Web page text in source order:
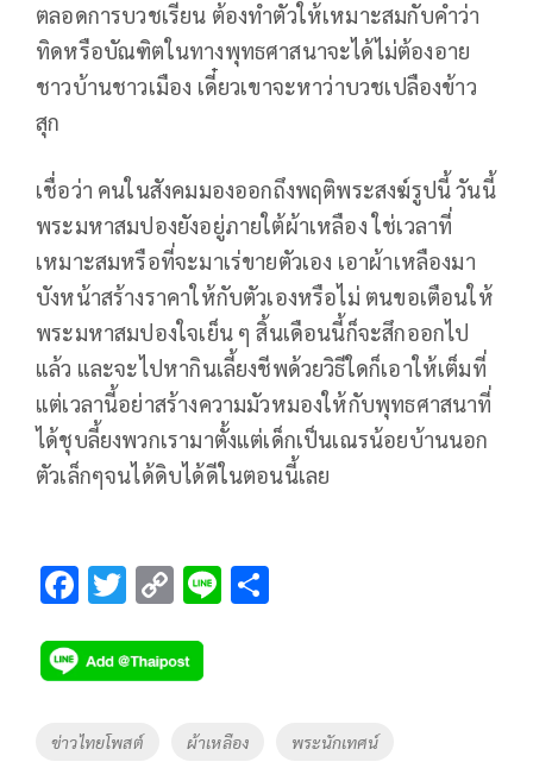
ตลอดการบวชเรียน ต้องทำตัวให้เหมาะสมกับคำว่า
ทิดหรือบัณฑิตในทางพุทธศาสนาจะได้ไม่ต้องอาย
ชาวบ้านชาวเมือง เดี๋ยวเขาจะหาว่าบวชเปลืองข้าว
สุก
เชื่อว่า คนในสังคมมองออกถึงพฤติพระสงฆ์รูปนี้ วันนี้
พระมหาสมปองยังอยู่ภายใต้ผ้าเหลือง ใช่เวลาที่
เหมาะสมหรือที่จะมาเร่ขายตัวเอง เอาผ้าเหลืองมา
บังหน้าสร้างราคาให้กับตัวเองหรือไม่ ตนขอเตือนให้
พระมหาสมปองใจเย็น ๆ สิ้นเดือนนี้ก็จะสึกออกไป
แล้ว และจะไปหากินเลี้ยงชีพด้วยวิธีใดก็เอาให้เต็มที่
แต่เวลานี้อย่าสร้างความมัวหมองให้กับพุทธศาสนาที่
ได้ชุบลี้ยงพวกเรามาตั้งแต่เด็กเป็นเณรน้อยบ้านนอก
ตัวเล็กๆจนได้ดิบได้ดีในตอนนี้เลย
F
e
b
o
T
tt
er
C
p
y
Li
Li
Tags
ข่าวไทยโพสต์ ผ้าเหลือง พระนักเทศน์